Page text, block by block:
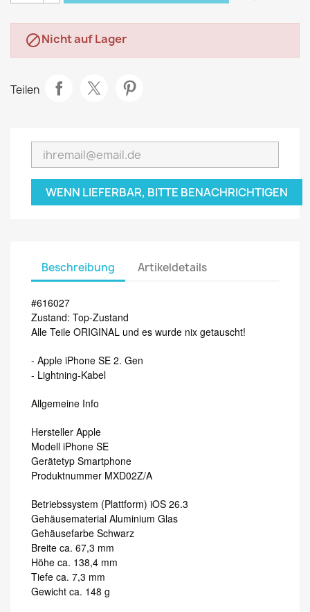
Nicht auf Lager
Teilen
WENN LIEFERBAR, BITTE BENACHRICHTIGEN
Beschreibung Artikeldetails
#616027
Zustand: Top-Zustand
Alle Teile ORIGINAL und es wurde nix getauscht!
- Apple iPhone SE 2. Gen
- Lightning-Kabel
Allgemeine Info
Hersteller Apple
Modell iPhone SE
Gerätetyp Smartphone
Produktnummer MXD02Z/A
Betriebssystem (Plattform) iOS 26.3
Gehäusematerial Aluminium Glas
Gehäusefarbe Schwarz
Breite ca. 67,3 mm
Höhe ca. 138,4 mm
Tiefe ca. 7,3 mm
Gewicht ca. 148 g